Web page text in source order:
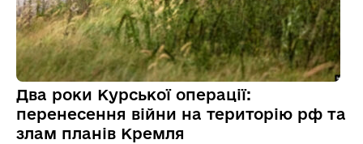
Два роки Курської операції:
перенесення війни на територію рф та
злам планів Кремля